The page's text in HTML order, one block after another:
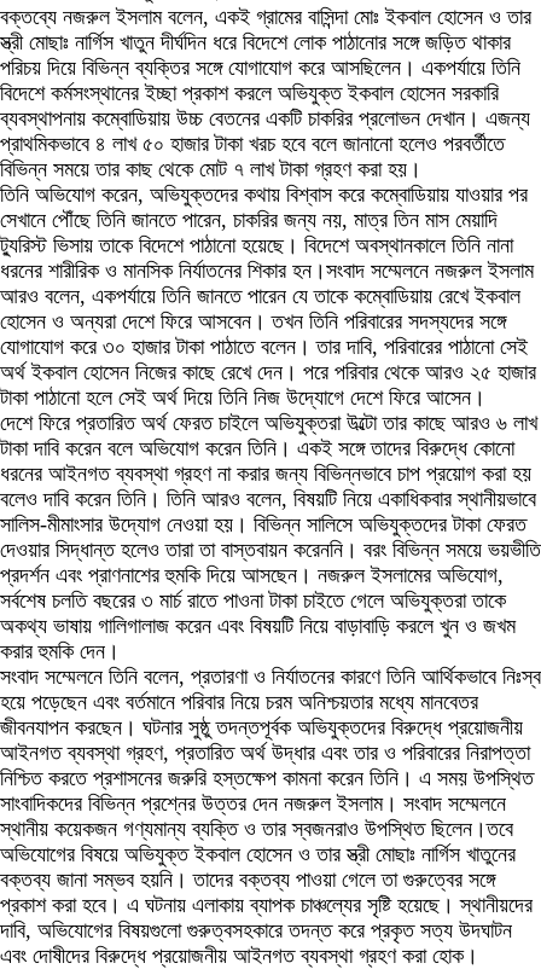
‎বক্তব্যে নজরুল ইসলাম বলেন, একই গ্রামের বাসিন্দা মোঃ ইকবাল হোসেন ও তার
স্ত্রী মোছাঃ নার্গিস খাতুন দীর্ঘদিন ধরে বিদেশে লোক পাঠানোর সঙ্গে জড়িত থাকার
পরিচয় দিয়ে বিভিন্ন ব্যক্তির সঙ্গে যোগাযোগ করে আসছিলেন। একপর্যায়ে তিনি
বিদেশে কর্মসংস্থানের ইচ্ছা প্রকাশ করলে অভিযুক্ত ইকবাল হোসেন সরকারি
ব্যবস্থাপনায় কম্বোডিয়ায় উচ্চ বেতনের একটি চাকরির প্রলোভন দেখান। এজন্য
প্রাথমিকভাবে ৪ লাখ ৫০ হাজার টাকা খরচ হবে বলে জানানো হলেও পরবর্তীতে
বিভিন্ন সময়ে তার কাছ থেকে মোট ৭ লাখ টাকা গ্রহণ করা হয়।
‎তিনি অভিযোগ করেন, অভিযুক্তদের কথায় বিশ্বাস করে কম্বোডিয়ায় যাওয়ার পর
সেখানে পৌঁছে তিনি জানতে পারেন, চাকরির জন্য নয়, মাত্র তিন মাস মেয়াদি
ট্যুরিস্ট ভিসায় তাকে বিদেশে পাঠানো হয়েছে। বিদেশে অবস্থানকালে তিনি নানা
ধরনের শারীরিক ও মানসিক নির্যাতনের শিকার হন।সংবাদ সম্মেলনে নজরুল ইসলাম
আরও বলেন, একপর্যায়ে তিনি জানতে পারেন যে তাকে কম্বোডিয়ায় রেখে ইকবাল
হোসেন ও অন্যরা দেশে ফিরে আসবেন। তখন তিনি পরিবারের সদস্যদের সঙ্গে
যোগাযোগ করে ৩০ হাজার টাকা পাঠাতে বলেন। তার দাবি, পরিবারের পাঠানো সেই
অর্থ ইকবাল হোসেন নিজের কাছে রেখে দেন। পরে পরিবার থেকে আরও ২৫ হাজার
টাকা পাঠানো হলে সেই অর্থ দিয়ে তিনি নিজ উদ্যোগে দেশে ফিরে আসেন।
‎দেশে ফিরে প্রতারিত অর্থ ফেরত চাইলে অভিযুক্তরা উল্টো তার কাছে আরও ৬ লাখ
টাকা দাবি করেন বলে অভিযোগ করেন তিনি। একই সঙ্গে তাদের বিরুদ্ধে কোনো
ধরনের আইনগত ব্যবস্থা গ্রহণ না করার জন্য বিভিন্নভাবে চাপ প্রয়োগ করা হয়
বলেও দাবি করেন তিনি। তিনি আরও বলেন, বিষয়টি নিয়ে একাধিকবার স্থানীয়ভাবে
সালিস-মীমাংসার উদ্যোগ নেওয়া হয়। বিভিন্ন সালিসে অভিযুক্তদের টাকা ফেরত
দেওয়ার সিদ্ধান্ত হলেও তারা তা বাস্তবায়ন করেননি। বরং বিভিন্ন সময়ে ভয়ভীতি
প্রদর্শন এবং প্রাণনাশের হুমকি দিয়ে আসছেন। নজরুল ইসলামের অভিযোগ,
সর্বশেষ চলতি বছরের ৩ মার্চ রাতে পাওনা টাকা চাইতে গেলে অভিযুক্তরা তাকে
অকথ্য ভাষায় গালিগালাজ করেন এবং বিষয়টি নিয়ে বাড়াবাড়ি করলে খুন ও জখম
করার হুমকি দেন।
‎সংবাদ সম্মেলনে তিনি বলেন, প্রতারণা ও নির্যাতনের কারণে তিনি আর্থিকভাবে নিঃস্ব
হয়ে পড়েছেন এবং বর্তমানে পরিবার নিয়ে চরম অনিশ্চয়তার মধ্যে মানবেতর
জীবনযাপন করছেন। ঘটনার সুষ্ঠু তদন্তপূর্বক অভিযুক্তদের বিরুদ্ধে প্রয়োজনীয়
আইনগত ব্যবস্থা গ্রহণ, প্রতারিত অর্থ উদ্ধার এবং তার ও পরিবারের নিরাপত্তা
নিশ্চিত করতে প্রশাসনের জরুরি হস্তক্ষেপ কামনা করেন তিনি। এ সময় উপস্থিত
সাংবাদিকদের বিভিন্ন প্রশ্নের উত্তর দেন নজরুল ইসলাম। সংবাদ সম্মেলনে
স্থানীয় কয়েকজন গণ্যমান্য ব্যক্তি ও তার স্বজনরাও উপস্থিত ছিলেন।তবে
অভিযোগের বিষয়ে অভিযুক্ত ইকবাল হোসেন ও তার স্ত্রী মোছাঃ নার্গিস খাতুনের
বক্তব্য জানা সম্ভব হয়নি। তাদের বক্তব্য পাওয়া গেলে তা গুরুত্বের সঙ্গে
প্রকাশ করা হবে। এ ঘটনায় এলাকায় ব্যাপক চাঞ্চল্যের সৃষ্টি হয়েছে। স্থানীয়দের
দাবি, অভিযোগের বিষয়গুলো গুরুত্বসহকারে তদন্ত করে প্রকৃত সত্য উদঘাটন
এবং দোষীদের বিরুদ্ধে প্রয়োজনীয় আইনগত ব্যবস্থা গ্রহণ করা হোক।